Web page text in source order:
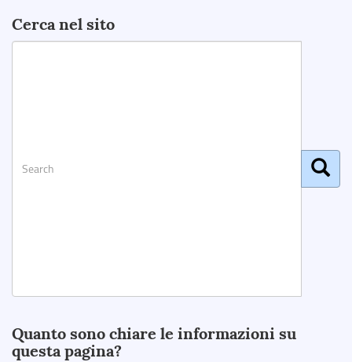
Cerca nel sito
Quanto sono chiare le informazioni su
questa pagina?